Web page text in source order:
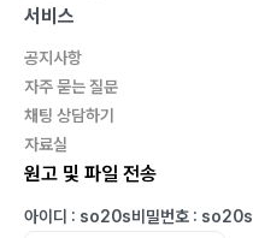
서비스
공지사항
자주 묻는 질문
채팅 상담하기
자료실
원고 및 파일 전송
아이디 : so20s비밀번호 : so20s